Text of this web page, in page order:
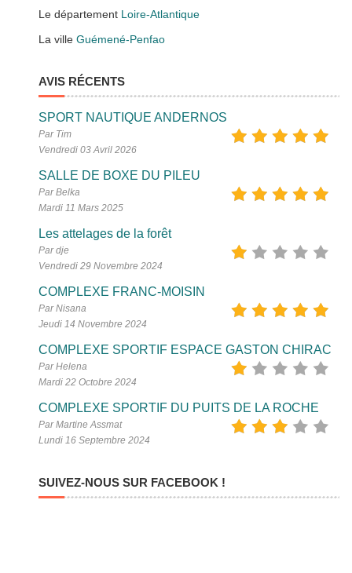
Le département Loire-Atlantique
La villeGuémené-Penfao
AVIS RÉCENTS
SPORT NAUTIQUE ANDERNOS
Par Tim
Vendredi 03 Avril 2026
SALLE DE BOXE DU PILEU
Par Belka
Mardi 11 Mars 2025
Les attelages de la forêt
Par dje
Vendredi 29 Novembre 2024
COMPLEXE FRANC-MOISIN
Par Nisana
Jeudi 14 Novembre 2024
COMPLEXE SPORTIF ESPACE GASTON CHIRAC
Par Helena
Mardi 22 Octobre 2024
COMPLEXE SPORTIF DU PUITS DE LA ROCHE
Par Martine Assmat
Lundi 16 Septembre 2024
SUIVEZ-NOUS SUR FACEBOOK !